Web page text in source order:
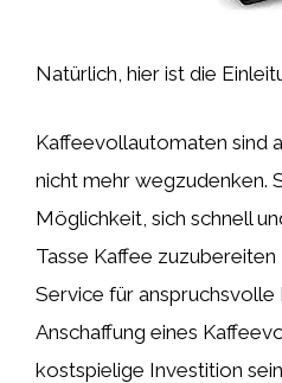
Natürlich, hier ist die
Kaffeevollautomaten sind
nicht mehr wegzudenken.
Möglichkeit, sich schnell
Tasse Kaffee
Service für
Anschaffung eines
kostspielige Investition